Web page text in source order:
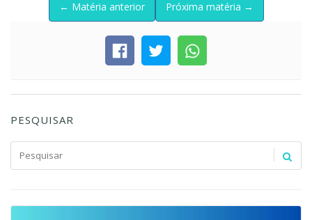
← Matéria anterior Próxima matéria →
PESQUISAR